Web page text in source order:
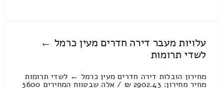
עלויות מעבר דירה חדרים מעין כרמל ←
לשדי תרומות
מחירון הובלות דירה חדרים מעין כרמל ← לשדי תרומות
מחיר מחירון: 2902.43 ₪ / אלה שבטווח המחירים 3600